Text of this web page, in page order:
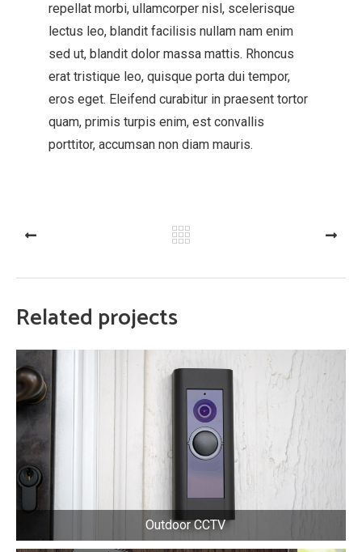
repellat morbi, ullamcorper nisl, scelerisque
lectus leo, blandit facilisis nullam nam enim
sed ut, blandit dolor massa mattis. Rhoncus
erat tristique leo, quisque porta dui tempor,
eros eget. Eleifend curabitur in praesent tortor
quam, primis turpis enim, est convallis
porttitor, accumsan non diam mauris.
PREV NEXT
Related projects
Outdoor CCTV